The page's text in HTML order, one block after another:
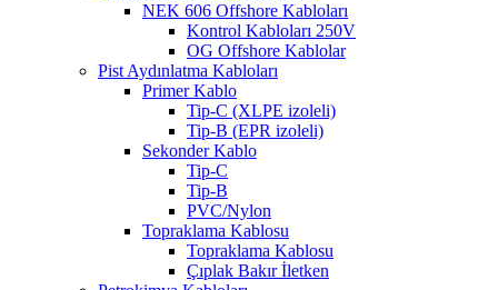
NEK 606 Offshore Kabloları
Kontrol Kabloları 250V
OG Offshore Kablolar
Pist Aydınlatma Kabloları
Primer Kablo
Tip-C (XLPE izoleli)
Tip-B (EPR izoleli)
Sekonder Kablo
Tip-C
Tip-B
PVC/Nylon
Topraklama Kablosu
Topraklama Kablosu
Çıplak Bakır İletken